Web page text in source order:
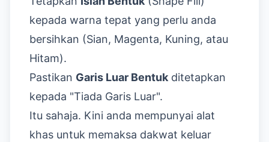
kepada warna tepat yang perlu anda
bersihkan (Sian, Magenta, Kuning, atau
Hitam).
Pastikan Garis Luar Bentuk ditetapkan
kepada "Tiada Garis Luar".
Itu sahaja. Kini anda mempunyai alat
khas untuk memaksa dakwat keluar